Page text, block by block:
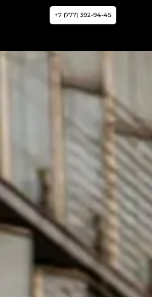
+7 (777) 392-94-45